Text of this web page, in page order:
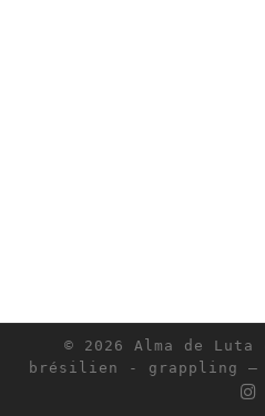
© 2026 Alma de
brésilien - grappling
–